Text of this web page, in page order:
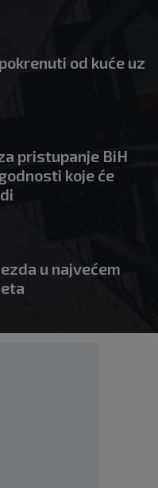
od kuće uz
pristupanje BiH
koje će
u najvećem